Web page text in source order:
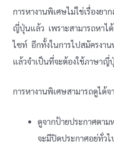
การหางานพิเศษไม่ใช่เรื่องย
ญี่ปุ่นแล้ว เพราะสามารถหาไ
ไซท์ อีกทั้งในการไปสมัครงา
แล้วจำเป็นที่จะต้องใช้ภาษาญี่
การหางานพิเศษสามารถดูได้จ
ดูจากป้ายประกาศตา
จะมีปิดประกาศอยู่ทั่วไ